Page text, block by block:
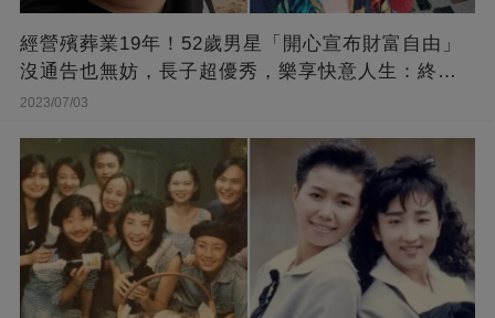
經營殯葬業19年！52歲男星「開心宣布財富自由」
沒通告也無妨，長子超優秀，樂享快意人生：終于
能遊山玩水！
2023/07/03